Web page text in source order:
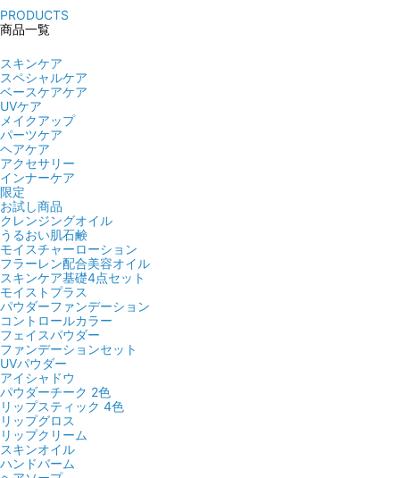
PRODUCTS
商品一覧
スキンケア
スペシャルケア
ベースケアケア
UVケア
メイクアップ
パーツケア
ヘアケア
アクセサリー
インナーケア
限定
お試し商品
クレンジングオイル
うるおい肌石鹸
モイスチャーローション
フラーレン配合美容オイル
スキンケア基礎4点セット
モイストプラス
パウダーファンデーション
コントロールカラー
フェイスパウダー
ファンデーションセット
UVパウダー
アイシャドウ
パウダーチーク 2色
リップスティック 4色
リップグロス
リップクリーム
スキンオイル
ハンドバーム